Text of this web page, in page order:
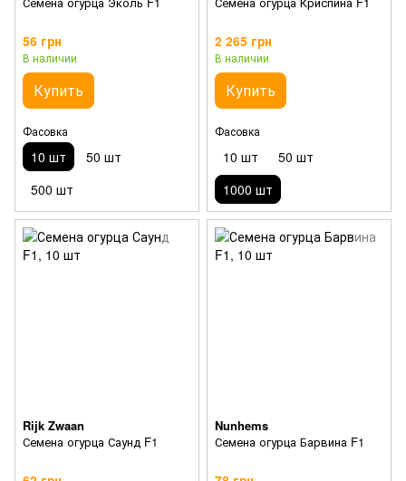
56 грн
В наличии
Купить
Фасовка
10 шт
50 шт
500 шт
2 265 грн
В наличии
Купить
Фасовка
10 шт
50 шт
1000 шт
Rijk Zwaan
Семена огурца Саунд F1
Nunhems
Семена огурца Барвина F1